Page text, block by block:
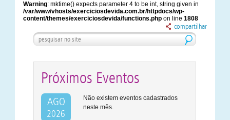
Warning: mktime() expects parameter 4 to be int, string given in
/var/www/vhosts/exerciciosdevida.com.br/httpdocs/wp-
content/themes/exerciciosdevida/functions.phpon line 1808
compartilhar
Próximos Eventos
AGO
2026
Não existem eventos cadastrados
neste mês.